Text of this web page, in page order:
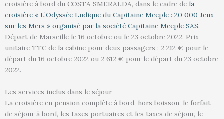
croisière à bord du COSTA SMERALDA, dans le cadre de la
croisière « L’Odyssée Ludique du Capitaine Meeple : 20 000 Jeux
sur les Mers » organisé par la société Capitaine Meeple SAS.
Départ de Marseille le 16 octobre ou le 23 octobre 2022. Prix
unitaire TTC de la cabine pour deux passagers : 2 212 € pour le
départ du 16 octobre 2022 ou 2 612 € pour le départ du 23 octobre
2022.
Les services inclus dans le séjour
La croisière en pension complète à bord, hors boisson, le forfait
de séjour à bord, les taxes portuaires et les taxes de séjour, le